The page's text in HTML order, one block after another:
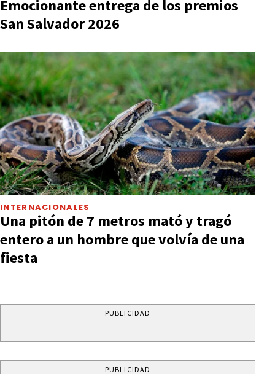
Emocionante entrega de los premios
San Salvador 2026
INTERNACIONALES
Una pitón de 7 metros mató y tragó
entero a un hombre que volvía de una
fiesta
PUBLICIDAD
PUBLICIDAD